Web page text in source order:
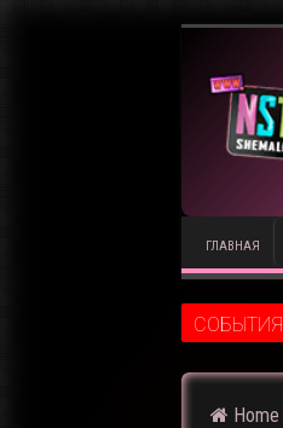
ГЛАВНАЯ
CОБЫТИЯ
Home